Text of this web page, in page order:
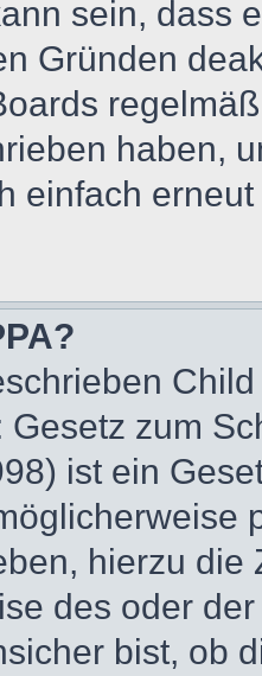
sein, dass
Gründen
haben,
einfach
Gesetz zum
ist ein
hierzu die
des oder
bist, ob